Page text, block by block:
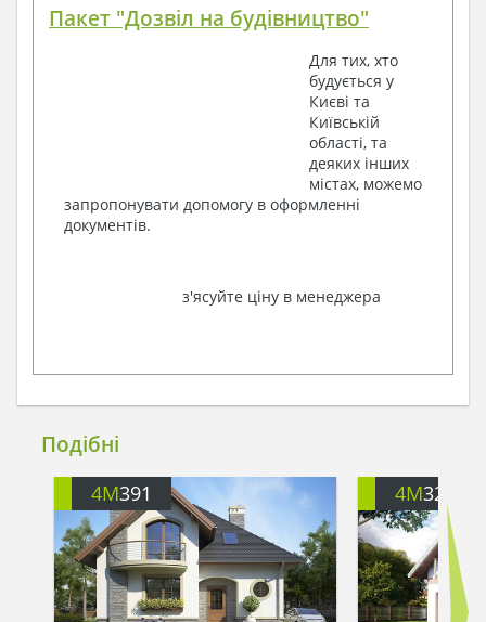
Пакет "Дозвіл на будівництво"
Для тих, хто
будується у
Києві та
Київській
області, та
деяких інших
містах, можемо
запропонувати допомогу в оформленні
документів.
з'ясуйте ціну в менеджера
Подібні
4M391 4M3200